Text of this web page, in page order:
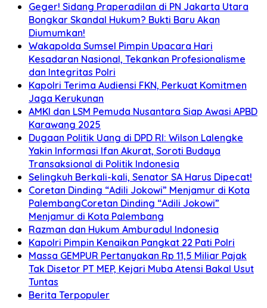
Geger! Sidang Praperadilan di PN Jakarta Utara
Bongkar Skandal Hukum? Bukti Baru Akan
Diumumkan!
Wakapolda Sumsel Pimpin Upacara Hari
Kesadaran Nasional, Tekankan Profesionalisme
dan Integritas Polri
Kapolri Terima Audiensi FKN, Perkuat Komitmen
Jaga Kerukunan
AMKI dan LSM Pemuda Nusantara Siap Awasi APBD
Karawang 2025
Dugaan Politik Uang di DPD RI: Wilson Lalengke
Yakin Informasi Ifan Akurat, Soroti Budaya
Transaksional di Politik Indonesia
Selingkuh Berkali-kali, Senator SA Harus Dipecat!
Coretan Dinding “Adili Jokowi” Menjamur di Kota
PalembangCoretan Dinding “Adili Jokowi”
Menjamur di Kota Palembang
Razman dan Hukum Amburadul Indonesia
Kapolri Pimpin Kenaikan Pangkat 22 Pati Polri
Massa GEMPUR Pertanyakan Rp 11,5 Miliar Pajak
Tak Disetor PT MEP, Kejari Muba Atensi Bakal Usut
Tuntas
Berita Terpopuler